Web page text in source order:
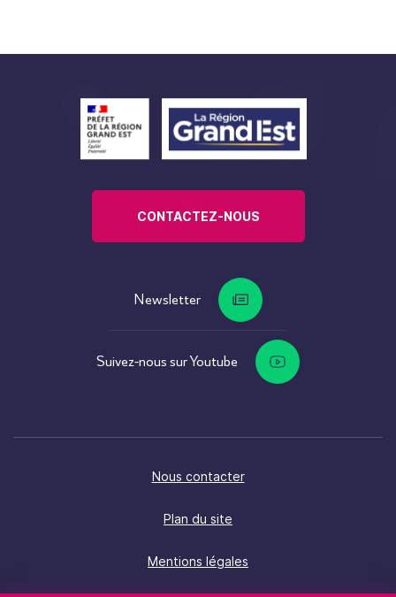
CONTACTEZ-NOUS
Newsletter
Suivez-nous sur Youtube
Nous contacter
Plan du site
Mentions légales